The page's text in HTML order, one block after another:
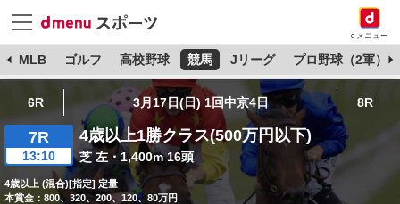
dメニュー
MLB ゴルフ 高校野球 競馬 Jリーグ プロ野球（2軍）
6R 3月17日(日) 1回中京4日 8R
7R
13:10
4歳以上1勝クラス(500万円以下)
芝 左・1,400m 16頭
4歳以上 (混合)[指定] 定量
本賞金：800、320、200、120、80万円